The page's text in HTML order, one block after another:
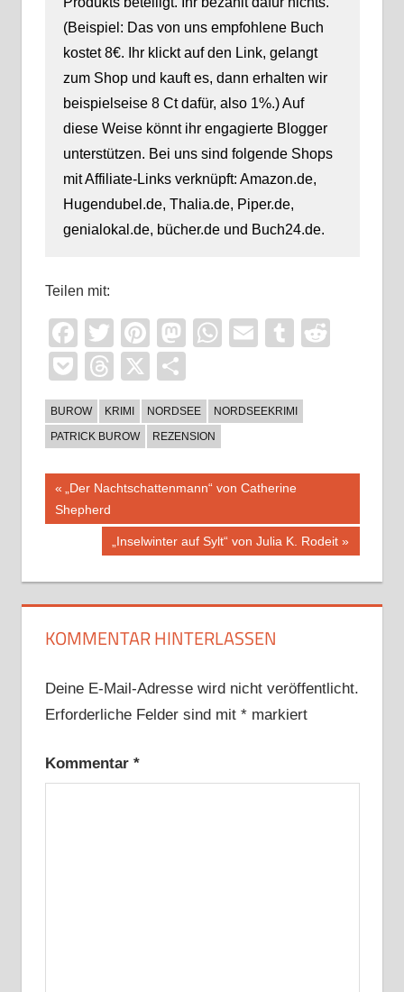
(Beispiel: Das von uns empfohlene Buch
kostet 8€. Ihr klickt auf den Link, gelangt
zum Shop und kauft es, dann erhalten wir
beispielseise 8 Ct dafür, also 1%.) Auf
diese Weise könnt ihr engagierte Blogger
unterstützen. Bei uns sind folgende Shops
mit Affiliate-Links verknüpft: Amazon.de,
Hugendubel.de, Thalia.de, Piper.de,
genialokal.de, bücher.de und Buch24.de.
Teilen mit:
Facebook
TwitterPinterest
Mastodon
WhatsApp
EmailTumblr
PocketThreads
X
BUROW KRIMI NORDSEE
NORDSEEKRIMI
PATRICK BUROW
REZENSION
Beitragsnavigation
Vorheriger
Beitrag:
„Der Nachtschattenmann“ von Catherine
Shepherd
Nächster
„Inselwinter auf Sylt“ von Julia K. Rodeit
KOMMENTAR HINTERLASSEN
Deine E-Mail-Adresse wird nicht veröffentlicht.
Erforderliche Felder sind mit *markiert
Kommentar *